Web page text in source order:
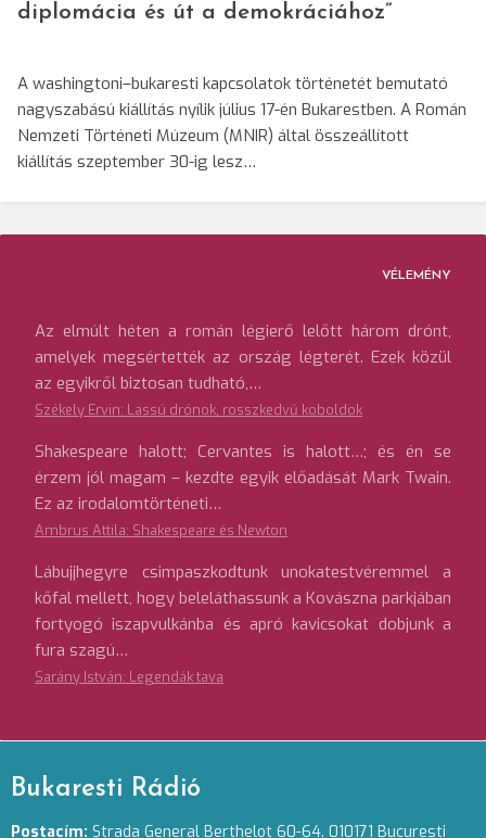
diplomácia és út a demokráciához”
A washingtoni–bukaresti kapcsolatok történetét bemutató
nagyszabású kiállítás nyílik július 17-én Bukarestben. A Román
Nemzeti Történeti Múzeum (MNIR) által összeállított
kiállítás szeptember 30-ig lesz…
VÉLEMÉNY
Az elmúlt héten a román légierő lelőtt három drónt,
amelyek megsértették az ország légterét. Ezek közül
az egyikről biztosan tudható,…
Székely Ervin: Lassú drónok, rosszkedvű koboldok
Shakespeare halott; Cervantes is halott…; és én se
érzem jól magam – kezdte egyik előadását Mark Twain.
Ez az irodalomtörténeti…
Ambrus Attila: Shakespeare és Newton
Lábujjhegyre csimpaszkodtunk unokatestvéremmel a
kőfal mellett, hogy beleláthassunk a Kovászna parkjában
fortyogó iszapvulkánba és apró kavicsokat dobjunk a
fura szagú…
Sarány István: Legendák tava
Bukaresti Rádió
Postacím: Strada General Berthelot 60-64. 010171 Bucuresti